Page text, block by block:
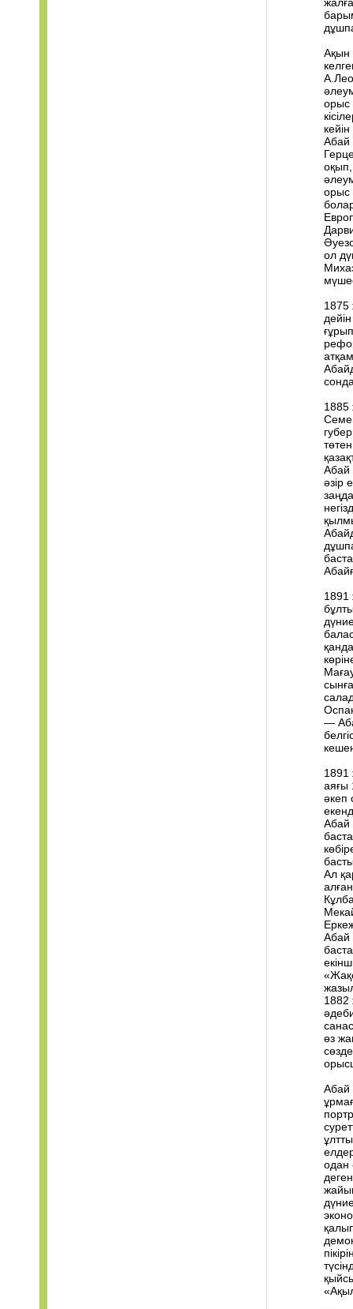
Ақын
орыс
Абай
орыс
ол
1875
1885
Абай
әзір
1891
—
1891
аяғы
әкеп
Абай
Ал
Абай
1882
өз
Абай
одан